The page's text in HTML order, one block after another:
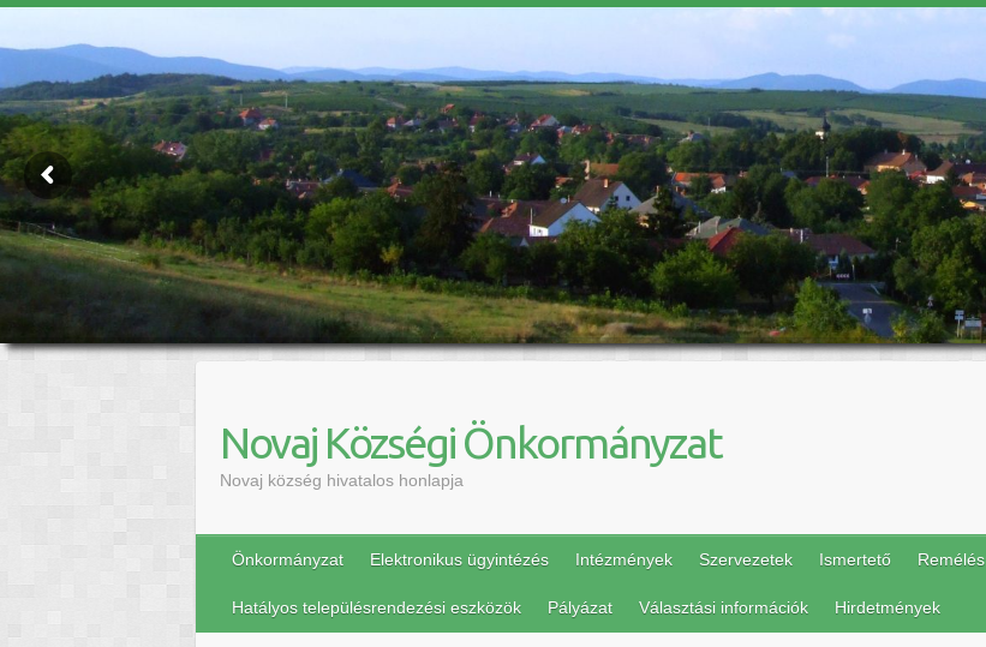
Novaj Községi Önkormányzat
Novaj község hivatalos honlapja
Önkormányzat Elektronikus ügyintézés Intézmények Szervezetek Ismertető Remélés
Hatályos településrendezési eszközök Pályázat Választási információk Hirdetmények